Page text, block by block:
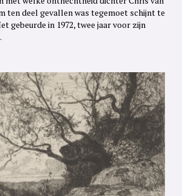
ten deel gevallen was tegemoet schijnt te
gebeurde in 1972, twee jaar voor zijn